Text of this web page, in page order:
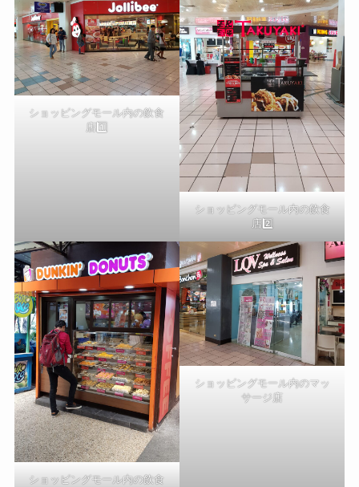
ショッピングモール内の飲食
店1️⃣
ショッピングモール内の飲食
店2️⃣
ショッピングモール内の飲食
ショッピングモール内のマッ
サージ店